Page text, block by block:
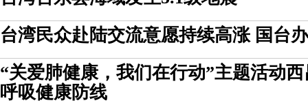
台湾民众赴陆交流意愿持续高涨 国台
“关爱肺健康，我们在行动”主题活动
呼吸健康防线